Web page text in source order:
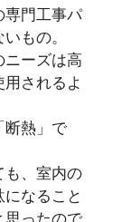
専門工事パ
もの。
ニーズは高
されるよ
断熱」で
も、室内の
なること